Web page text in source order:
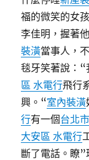
福的微笑的女
李佳明，握著
裝潢當事人，
毯牙笑著說：“
區 水電行飛行
興。“室內裝潢
行有一個台北
大安區 水電行
斷了電話。瞭”